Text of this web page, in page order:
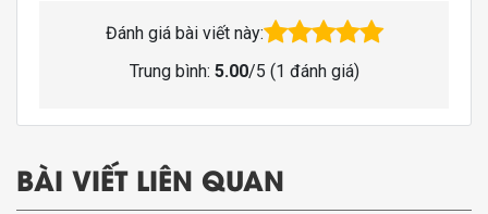
Đánh giá bài viết này:
Trung bình: 5.00/5 (1 đánh giá)
BÀI VIẾT LIÊN QUAN